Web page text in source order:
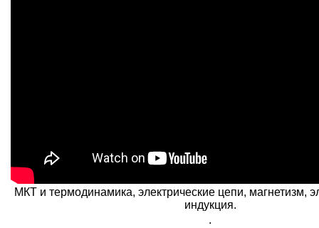
МКТ и термодинамика, электрические цепи, магнетизм,
индукция.
.